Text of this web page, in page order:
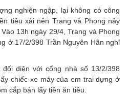
nghiện ngập, lại không có công
tiêu xài nên Trang và Phong nảy
13h ngày 29/4, Trang và Phong
ở 17/2/398 Trần Nguyên Hãn nghỉ
diện với cổng nhà số 13/2/398
chiếc xe máy của em trai dựng ở
cắp bán lấy tiền ăn tiêu.